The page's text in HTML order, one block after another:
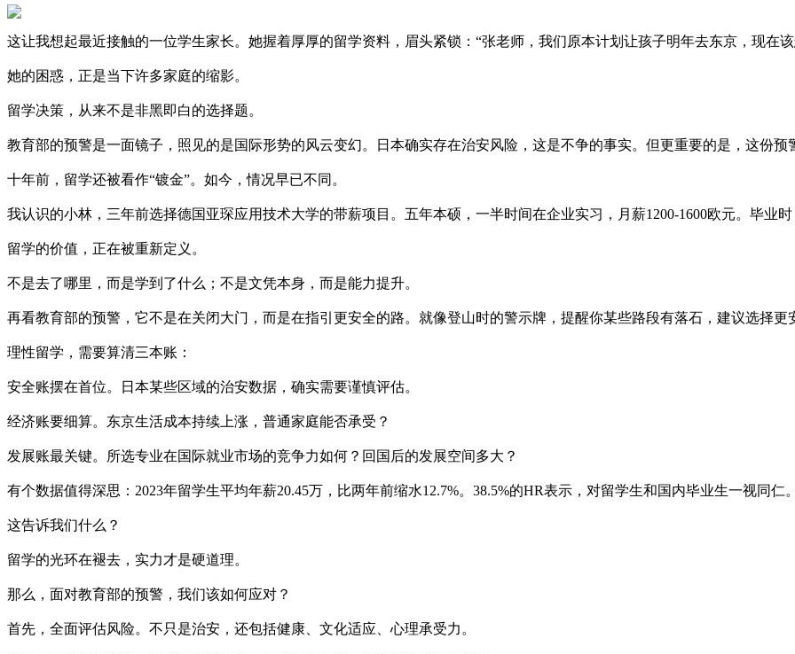
这让我想起最近接触的一位学生家长。她握着厚厚的留学资料，眉头紧锁：“张老师，我们原本计划让孩子明年去东京，现在
她的困惑，正是当下许多家庭的缩影。
留学决策，从来不是非黑即白的选择题。
教育部的预警是一面镜子，照见的是国际形势的风云变幻。日本确实存在治安风险，这是不争的事实。但更重要的是，这份预
十年前，留学还被看作“镀金”。如今，情况早已不同。
我认识的小林，三年前选择德国亚琛应用技术大学的带薪项目。五年本硕，一半时间在企业实习，月薪1200-1600欧元。毕业
留学的价值，正在被重新定义。
不是去了哪里，而是学到了什么；不是文凭本身，而是能力提升。
再看教育部的预警，它不是在关闭大门，而是在指引更安全的路。就像登山时的警示牌，提醒你某些路段有落石，建议选择更
理性留学，需要算清三本账：
安全账摆在首位。日本某些区域的治安数据，确实需要谨慎评估。
经济账要细算。东京生活成本持续上涨，普通家庭能否承受？
发展账最关键。所选专业在国际就业市场的竞争力如何？回国后的发展空间多大？
有个数据值得深思：2023年留学生平均年薪20.45万，比两年前缩水12.7%。38.5%的HR表示，对留学生和国内毕业生一视同仁。
这告诉我们什么？
留学的光环在褪去，实力才是硬道理。
那么，面对教育部的预警，我们该如何应对？
首先，全面评估风险。不只是治安，还包括健康、文化适应、心理承受力。